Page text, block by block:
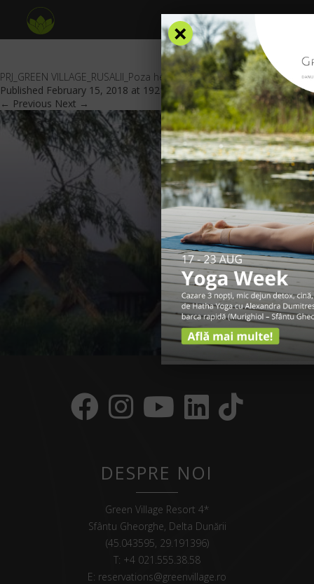
PRJ_GREEN VILLAGE_RUSALII_Poza header
Published February 15, 2018 at 1921 × 701inOferte Speciale.
← Previous Next →
DESPRE NOI
Green Village Resort 4*
Sfântu Gheorghe, Delta Dunării
(45.043595, 29.191396)
T: +4 021.555.38.58
E: reservations@greenvillage.ro
×